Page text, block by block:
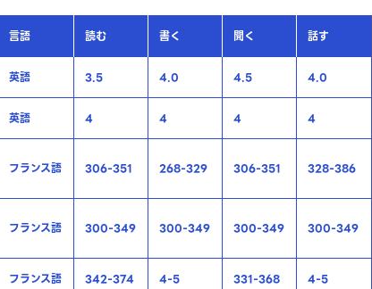
言語 読む 書く 聞く 話す
英語 3.5 4.0 4.5 4.0
英語 4 4 4 4
フランス語 306-351 268-329 306-351 328-386
フランス語 300-349 300-349 300-349 300-349
フランス語 342-374 4-5 331-368 4-5